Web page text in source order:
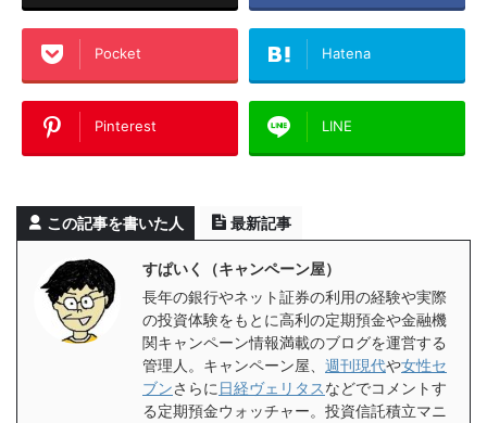
Pocket Hatena
Pinterest LINE
この記事を書いた人 最新記事
すぱいく（キャンペーン屋）
長年の銀行やネット証券の利用の経験や実際
の投資体験をもとに高利の定期預金や金融機
関キャンペーン情報満載のブログを運営する
管理人。キャンペーン屋、 週刊現代や女性セ
ブンさらに 日経ヴェリタスなどでコメントす
る定期預金ウォッチャー。投資信託積立マニ